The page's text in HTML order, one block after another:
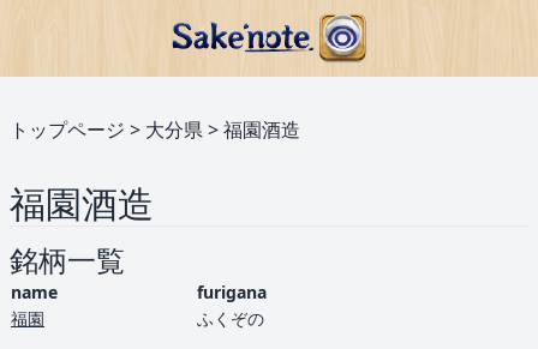
トップページ > 大分県>福園酒造
福園酒造
銘柄一覧
name
furigana
福園
ふくぞの